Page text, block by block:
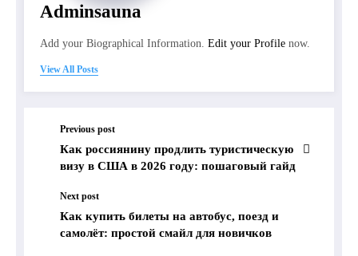
Adminsauna
Add your Biographical Information. Edit your Profile now.
View All Posts
Previous post
Как россиянину продлить туристическую
визу в США в 2026 году: пошаговый гайд
Next post
Как купить билеты на автобус, поезд и
самолёт: простой смайл для новичков